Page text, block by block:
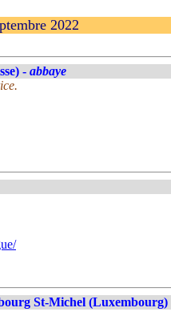
2022
- abbaye
St-Michel (Luxembourg)